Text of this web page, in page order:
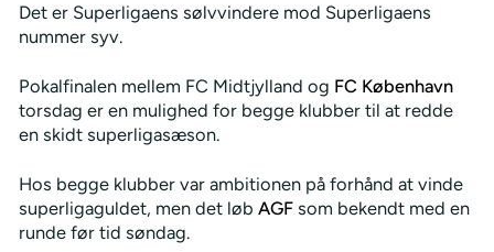
Det er Superligaens sølvvindere mod Superligaens
nummer syv.
Pokalfinalen mellem FC Midtjylland og FC København
torsdag er en mulighed for begge klubber til at redde
en skidt superligasæson.
Hos begge klubber var ambitionen på forhånd at vinde
superligaguldet, men det løb AGFsom bekendt med en
runde før tid søndag.